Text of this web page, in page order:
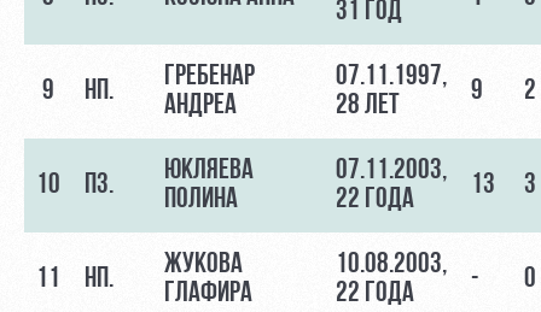
31 ГОД
9 НП.
ГРЕБЕНАР
АНДРЕА
07.11.1997,
28 ЛЕТ
9 2
10 ПЗ.
ЮКЛЯЕВА
ПОЛИНА
07.11.2003,
22 ГОДА
13 3
11 НП.
ЖУКОВА
ГЛАФИРА
10.08.2003,
22 ГОДА
- 0